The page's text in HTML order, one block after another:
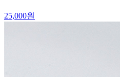
25,000원